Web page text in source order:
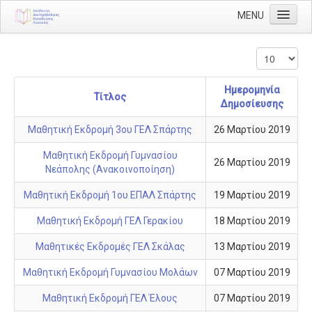
MENU
Διάρθρωση
Τμήμα Α' Διοικητικού
Τμήμα Β' Οικονομικού
Τμήμα Γ' Προσωπικού
Τμήμα Δ' Πληροφορικής & Νέων Τεχνολογιών
Τμήμα Ε' Εκπαιδευτικών Θεμάτων
Τίτλος
Ημερομηνία
Δημοσίευσης
Μαθητική Εκδρομή 3ου ΓΕΛ Σπάρτης 26 Μαρτίου 2019
Μαθητική Εκδρομή Γυμνασίου
Νεάπολης (Ανακοινοποίηση)
26 Μαρτίου 2019
Μαθητική Εκδρομή 1ου ΕΠΑΛ Σπάρτης 19 Μαρτίου 2019
Μαθητική Εκδρομή ΓΕΛ Γερακίου 18 Μαρτίου 2019
Μαθητικές Εκδρομές ΓΕΛ Σκάλας 13 Μαρτίου 2019
Μαθητική Εκδρομή Γυμνασίου Μολάων 07 Μαρτίου 2019
Μαθητική Εκδρομή ΓΕΛ Έλους 07 Μαρτίου 2019